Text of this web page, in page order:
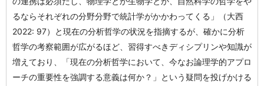
るならそれぞれの分野分野で統計学がかかわってくる」（大西
2022: 97）と現在の分析哲学の状況を指摘するが、確かに分析
哲学の考察範囲が広がるほど、習得すべきディシプリンや知識が
増えており、「現在の分析哲学において、今なお論理学的アプロ
ーチの重要性を強調する意義は何か？」という疑問を投げかける